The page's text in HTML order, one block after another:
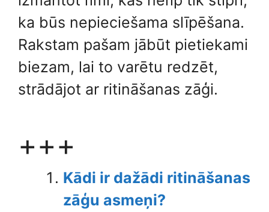
ka būs nepieciešama slīpēšana.
Rakstam pašam jābūt pietiekami
biezam, lai to varētu redzēt,
strādājot ar ritināšanas zāģi.
+++
Kādi ir dažādi ritināšanas
zāģu asmeņi?